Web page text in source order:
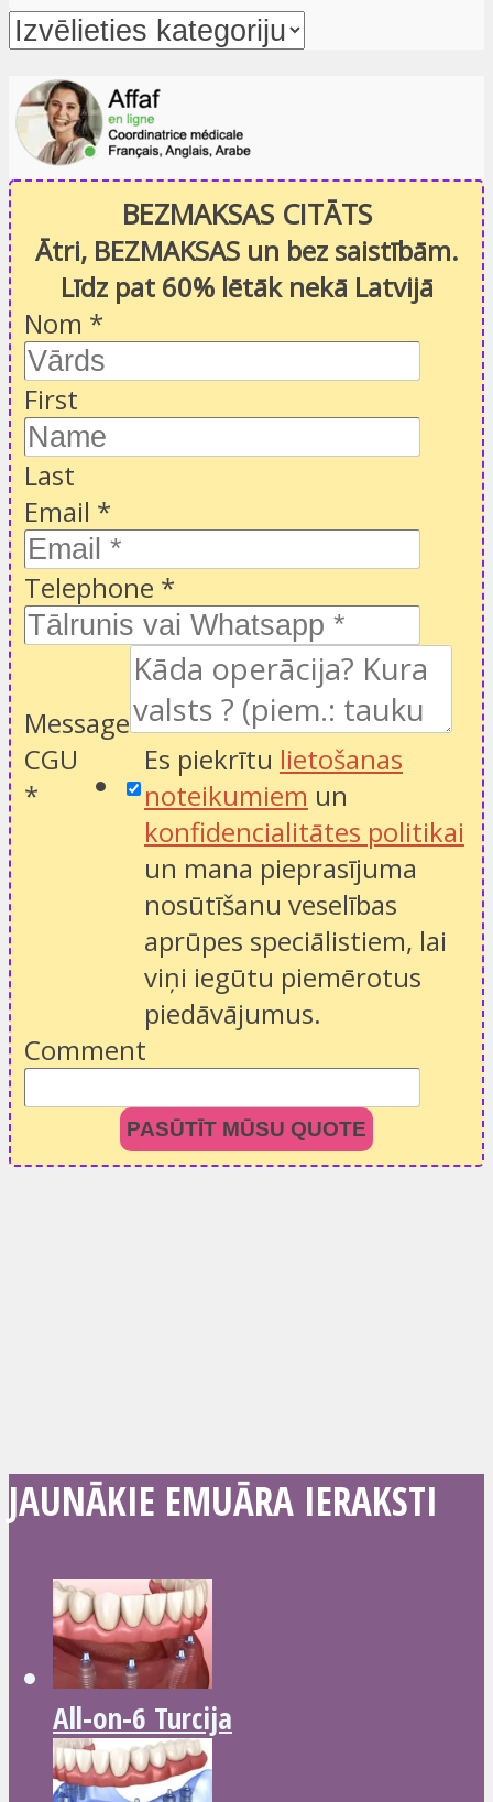
BEZMAKSAS CITĀTS
Ātri, BEZMAKSAS un bez saistībām.
Līdz pat 60% lētāk nekā Latvijā
Nom *
First
Last
Email *
Telephone *
Message
CGU
*
Es piekrītu lietošanas
noteikumiem un
konfidencialitātes politikai
un mana pieprasījuma
nosūtīšanu veselības
aprūpes speciālistiem, lai
viņi iegūtu piemērotus
piedāvājumus.
Comment
PASŪTĪT MŪSU QUOTE
JAUNĀKIE EMUĀRA IERAKSTI
All-on-6 Turcija